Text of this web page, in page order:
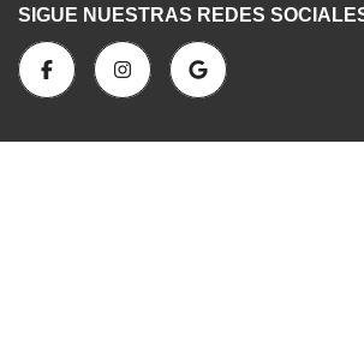
SIGUE NUESTRAS REDES